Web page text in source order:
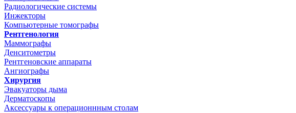
Радиологические системы
Инжекторы
Компьютерные томографы
Рентгенология
Маммографы
Денситометры
Рентгеновские аппараты
Ангиографы
Хирургия
Эвакуаторы дыма
Дерматоскопы
Аксессуары к операционнным столам